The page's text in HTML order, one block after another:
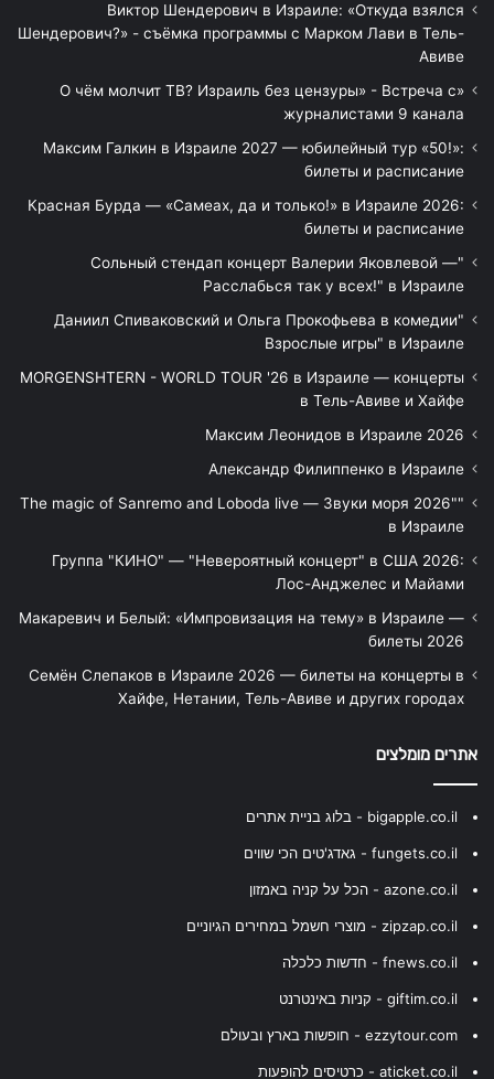
Виктор Шендерович в Израиле: «Откуда взялся
Шендерович?» - съёмка программы с Марком Лави в Тель-
Авиве
«О чём молчит ТВ? Израиль без цензуры» - Встреча с
журналистами 9 канала
Максим Галкин в Израиле 2027 — юбилейный тур «50!»:
билеты и расписание
Красная Бурда — «Самеах, да и только!» в Израиле 2026:
билеты и расписание
"Сольный стендап концерт Валерии Яковлевой —
Расслабься так у всех!" в Израиле
"Даниил Спиваковский и Ольга Прокофьева в комедии
Взрослые игры" в Израиле
MORGENSHTERN - WORLD TOUR '26 в Израиле — концерты
в Тель-Авиве и Хайфе
Максим Леонидов в Израиле 2026
Александр Филиппенко в Израиле
"The magic of Sanremo and Loboda live — Звуки моря 2026"
в Израиле
Группа "КИНО" — "Невероятный концерт" в США 2026:
Лос-Анджелес и Майами
Макаревич и Белый: «Импровизация на тему» в Израиле —
билеты 2026
Семён Слепаков в Израиле 2026 — билеты на концерты в
Хайфе, Нетании, Тель-Авиве и других городах
אתרים מומלצים
bigapple.co.il - בלוג בניית אתרים
fungets.co.il - גאדג'טים הכי שווים
azone.co.il - הכל על קניה באמזון
zipzap.co.il - מוצרי חשמל במחירים הגיוניים
fnews.co.il - חדשות כלכלה
giftim.co.il - קניות באינטרנט
ezzytour.com - חופשות בארץ ובעולם
aticket.co.il - כרטיסים להופעות